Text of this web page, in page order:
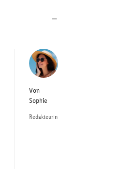
Von
Sophie
Redakteurin